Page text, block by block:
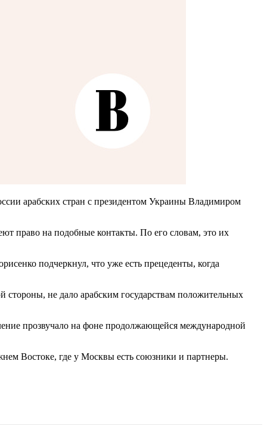
арабских стран с президентом Украины Владимиром
право на подобные контакты. По его словам, это их
подчеркнул, что уже есть прецеденты, когда
не дало арабским государствам положительных
прозвучало на фоне продолжающейся международной
Востоке, где у Москвы есть союзники и партнеры.